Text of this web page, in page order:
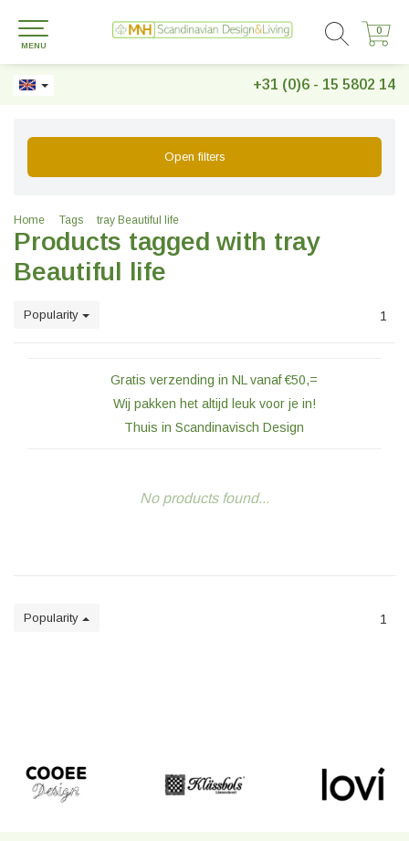
+31 (0)6 - 15 5802 14
0
0
MENU
Open filters
Home Tags tray Beautiful life
Products tagged with tray
Beautiful life
Popularity 1
Gratis verzending in NL vanaf €50,=
Wij pakken het altijd leuk voor je in!
Thuis in Scandinavisch Design
No products found...
Popularity 1